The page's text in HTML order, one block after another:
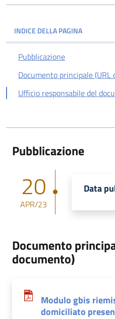
INDICE DELLA PAGINA
Pubblicazione
Documento principale (URL
Ufficio responsabile del
Pubblicazione
20
APR/23
Data
Documento
documento)
Modulo gbis
domiciliato